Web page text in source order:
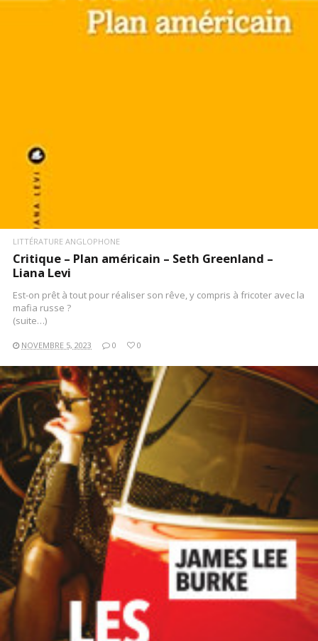
LIRE LA SUITE
LITTÉRATURE ANGLOPHONE
Critique – Plan américain – Seth Greenland –
Liana Levi
Est-on prêt à tout pour réaliser son rêve, y compris à fricoter avec la
mafia russe ?
(suite…)
NOVEMBRE 5, 2023 0 0
LIRE LA SUITE